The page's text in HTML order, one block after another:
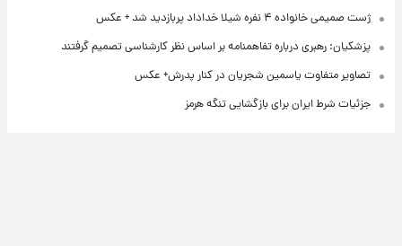
ژست صمیمی خانواده ۴ نفره شیلا خداداد پربازدید شد + عکس
پزشکیان: رهبری درباره تفاهمنامه بر اساس نظر کارشناسی تصمیم گرفتند
تصاویر متفاوت یاسمین شجریان در کنار پدرش+ عکس
جزئیات شرط ایران برای بازگشایی تنگه هرمز